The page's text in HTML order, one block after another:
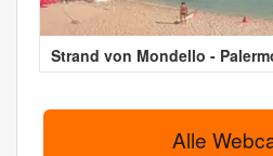
Strand von Mondello -
Alle